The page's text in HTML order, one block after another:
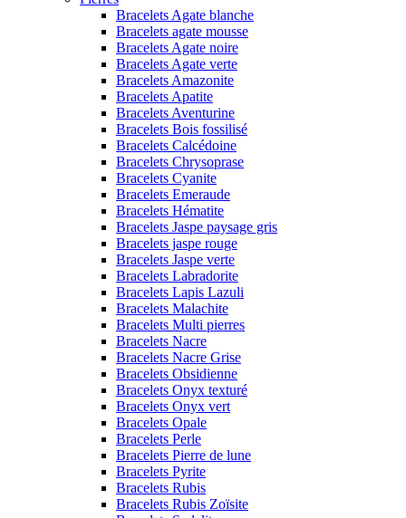
Bracelets Agate blanche
Bracelets agate mousse
Bracelets Agate noire
Bracelets Agate verte
Bracelets Amazonite
Bracelets Apatite
Bracelets Aventurine
Bracelets Bois fossilisé
Bracelets Calcédoine
Bracelets Chrysoprase
Bracelets Cyanite
Bracelets Emeraude
Bracelets Hématite
Bracelets Jaspe paysage gris
Bracelets jaspe rouge
Bracelets Jaspe verte
Bracelets Labradorite
Bracelets Lapis Lazuli
Bracelets Malachite
Bracelets Multi pierres
Bracelets Nacre
Bracelets Nacre Grise
Bracelets Obsidienne
Bracelets Onyx texturé
Bracelets Onyx vert
Bracelets Opale
Bracelets Perle
Bracelets Pierre de lune
Bracelets Pyrite
Bracelets Rubis
Bracelets Rubis Zoïsite